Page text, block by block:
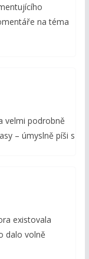
na téma
velmi podrobně
– úmyslně píši s
existovala
dalo volně